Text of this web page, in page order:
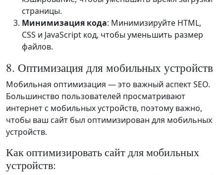
страницы.
Минимизация кода: Минимизируйте HTML,
CSS и JavaScript код, чтобы уменьшить размер
файлов.
8. Оптимизация для мобильных устройств
Мобильная оптимизация — это важный аспект SEO.
Большинство пользователей просматривают
интернет с мобильных устройств, поэтому важно,
чтобы ваш сайт был оптимизирован для мобильных
устройств.
Как оптимизировать сайт для мобильных
устройств: